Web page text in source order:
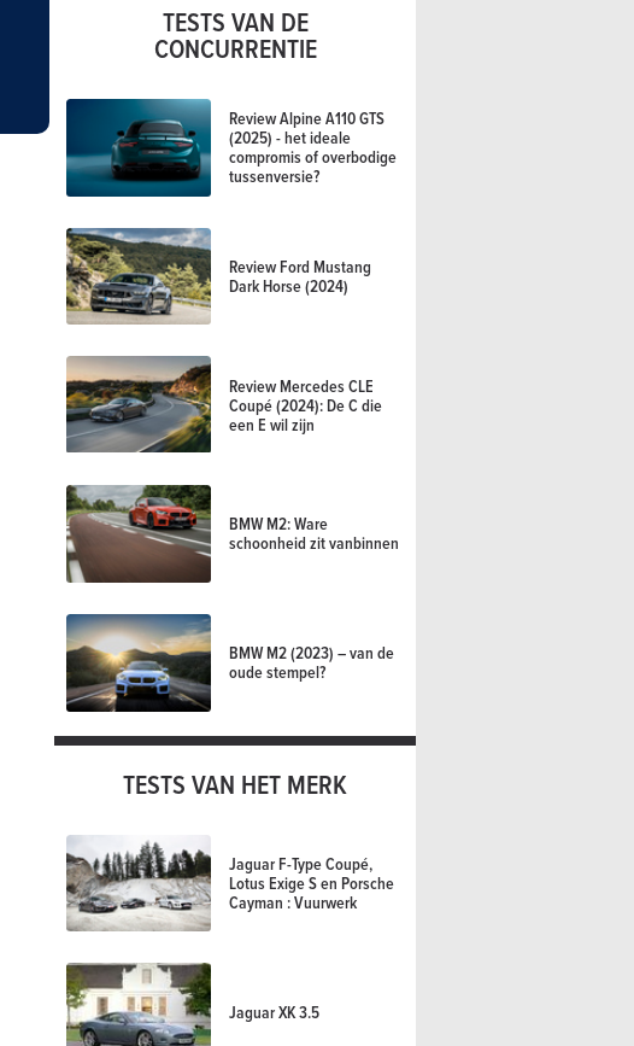
TESTS VAN DE
CONCURRENTIE
Review Alpine A110 GTS
(2025) - het ideale
compromis of overbodige
tussenversie?
Review Ford Mustang
Dark Horse (2024)
Review Mercedes CLE
Coupé (2024): De C die
een E wil zijn
BMW M2: Ware
schoonheid zit vanbinnen
BMW M2 (2023) – van de
oude stempel?
TESTS VAN HET MERK
Jaguar F-Type Coupé,
Lotus Exige S en Porsche
Cayman : Vuurwerk
Jaguar XK 3.5